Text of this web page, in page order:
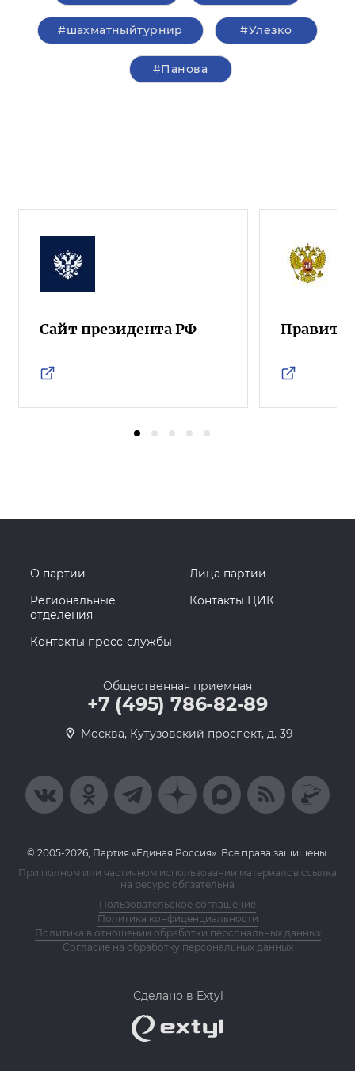
#шахматныйтурнир #Улезко
#Панова
Сайт президента РФ
О партии
Лица партии
Региональные
отделения
Контакты ЦИК
Контакты пресс-службы
Общественная приемная
+7 (495) 786-82-89
Москва, Кутузовский проспект, д. 39
© 2005-2026, Партия «Единая Россия». Все права защищены.
При полном или частичном использовании материалов ссылка
на ресурс обязательна
Пользовательское соглашение
Политика конфиденциальности
Политика в отношении обработки персональных данных
Согласие на обработку персональных данных
Сделано в Extyl